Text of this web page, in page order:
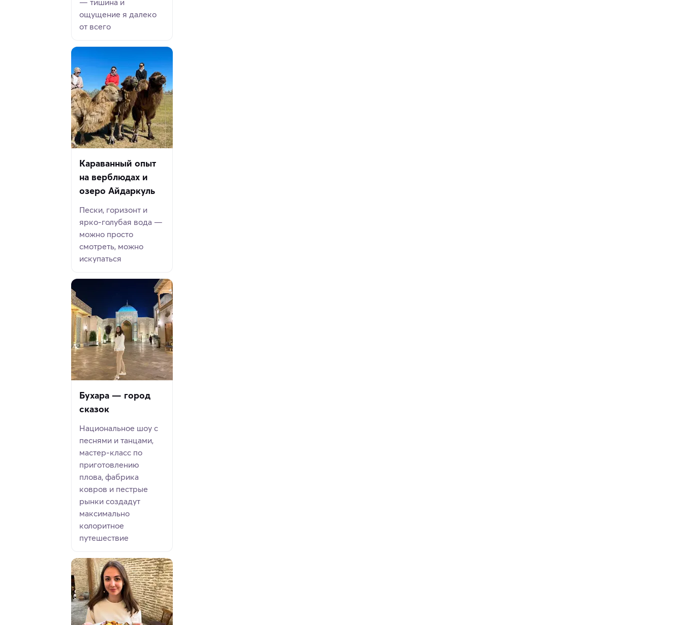
— тишина и
ощущение я далеко
от всего
Караванный опыт
на верблюдах и
озеро Айдаркуль
Пески, горизонт и
ярко-голубая вода —
можно просто
смотреть, можно
искупаться
Бухара — город
сказок
Национальное шоу с
песнями и танцами,
мастер-класс по
приготовлению
плова, фабрика
ковров и пестрые
рынки создадут
максимально
колоритное
путешествие